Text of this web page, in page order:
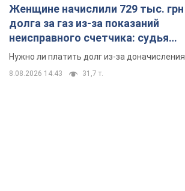
Женщине начислили 729 тыс. грн
долга за газ из-за показаний
неисправного счетчика: судья
вынес неожиданное решение
Нужно ли платить долг из-за доначисления
8.08.2026 14:43 31,7 т.